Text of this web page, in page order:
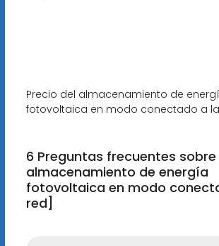
Precio del almacenamiento de
fotovoltaica en modo conectado a la
6 Preguntas frecuentes
almacenamiento de energía
fotovoltaica en modo
red]